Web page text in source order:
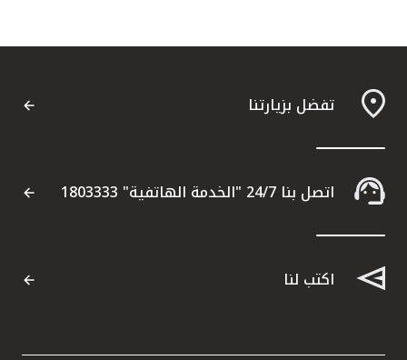
تفضل بزيارتنا
اتصل بنا 24/7 "الخدمة الهاتفية" 1803333
اكتب لنا